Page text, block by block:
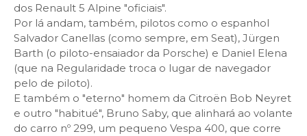
dos Renault 5 Alpine "oficiais".
Por lá andam, também, pilotos como o espanhol
Salvador Canellas (como sempre, em Seat), Jürgen
Barth (o piloto-ensaiador da Porsche) e Daniel Elena
(que na Regularidade troca o lugar de navegador
pelo de piloto).
E também o "eterno" homem da Citroën Bob Neyret
e outro "habitué", Bruno Saby, que alinhará ao volante
do carro nº 299, um pequeno Vespa 400, que corre